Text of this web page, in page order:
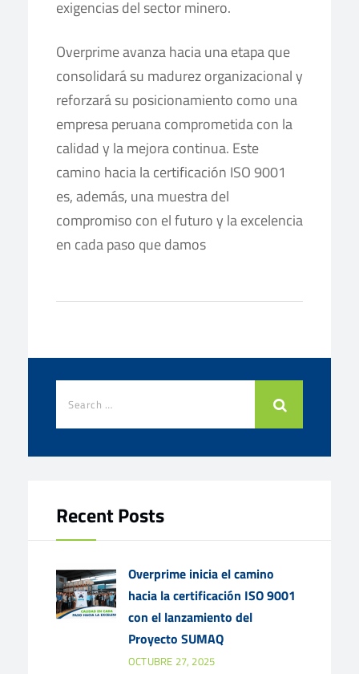
exigencias del sector minero. ​
Overprime avanza hacia una etapa que
consolidará su madurez organizacional y
reforzará su posicionamiento como una
empresa peruana comprometida con la
calidad y la mejora continua. Este
camino hacia la certificación ISO 9001
es, además, una muestra del
compromiso con el futuro y la excelencia
en cada paso que damos
Recent Posts
Overprime inicia el camino
hacia la certificación ISO 9001
con el lanzamiento del
Proyecto SUMAQ
OCTUBRE 27, 2025